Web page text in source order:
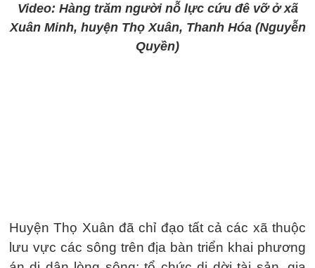
Video: Hàng trăm người nỗ lực cứu đê vỡ ở xã
Xuân Minh, huyện Thọ Xuân, Thanh Hóa (Nguyễn
Quyền)
Huyện Thọ Xuân đã chỉ đạo tất cả các xã thuộc
lưu vực các sông trên địa bàn triển khai phương